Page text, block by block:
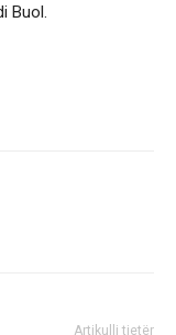
Buol.
Artikulli tjetër